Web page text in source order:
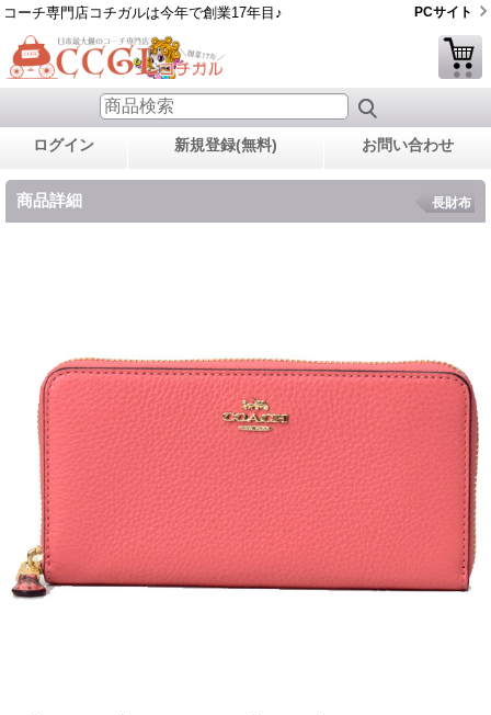
コーチ専門店コチガルは今年で創業17年目♪ PCサイト
ログイン 新規登録(無料) お問い合わせ
商品詳細 長財布